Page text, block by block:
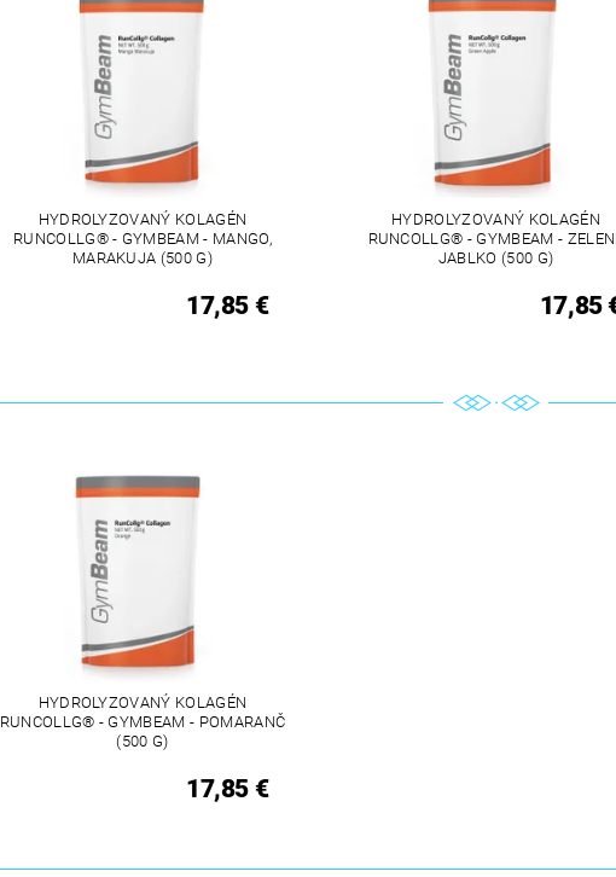
HYDROLYZOVANÝ KOLAGÉN
RUNCOLLG® - GYMBEAM - MANGO,
MARAKUJA (500 G)
17,85 €
HYDROLYZOVANÝ KOLAGÉN
RUNCOLLG® - GYMBEAM -
JABLKO (500 G)
17,85
HYDROLYZOVANÝ KOLAGÉN
RUNCOLLG® - GYMBEAM - POMARANČ
(500 G)
17,85 €